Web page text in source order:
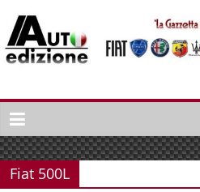
naar
inhoud
Auto
Edizione
La
Gazetta
dell'Automobile
Fiat 500L